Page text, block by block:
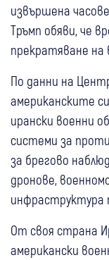
извършена
Тръмп обяви, че
прекратяване на
По данни на
американските
ирански военни
системи за
за брегово
дронове,
инфраструктура
От своя страна
американски